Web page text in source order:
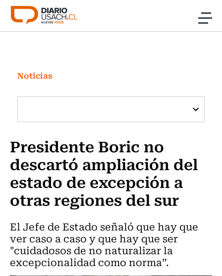
Click acá para ir directamente al contenido
Investigación
Cultura
Programas Radio y TV Usach
Noticias
Presidente Boric no
descartó ampliación del
estado de excepción a
otras regiones del sur
El Jefe de Estado señaló que hay que
ver caso a caso y que hay que ser
"cuidadosos de no naturalizar la
excepcionalidad como norma”.